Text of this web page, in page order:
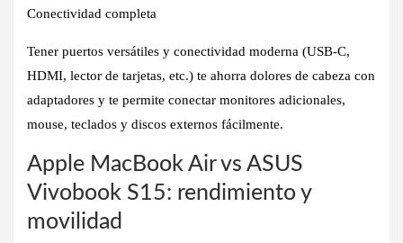
Conectividad completa
Tener puertos versátiles y conectividad moderna (USB-C,
HDMI, lector de tarjetas, etc.) te ahorra dolores de cabeza con
adaptadores y te permite conectar monitores adicionales,
mouse, teclados y discos externos fácilmente.
Apple MacBook Air vs ASUS
Vivobook S15: rendimiento y
movilidad